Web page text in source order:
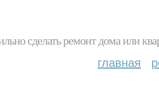
сделать ремонт дома или
главная